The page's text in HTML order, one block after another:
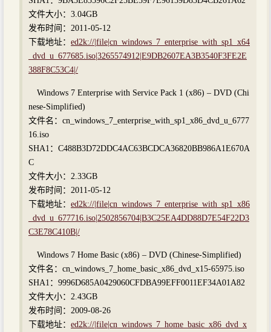
文件大小：3.04GB
发布时间：2011-05-12
下载地址： ed2k://|file|cn_windows_7_enterprise_with_sp1_x64
_dvd_u_677685.iso|3265574912|E9DB2607EA3B3540F3FE2E
388F8C53C4|/
Windows 7 Enterprise with Service Pack 1 (x86) – DVD (Chi
nese-Simplified)
文件名：cn_windows_7_enterprise_with_sp1_x86_dvd_u_6777
16.iso
SHA1：C488B3D72DDC4AC63BCDCA36820BB986A1E670A
C
文件大小：2.33GB
发布时间：2011-05-12
下载地址： ed2k://|file|cn_windows_7_enterprise_with_sp1_x86
_dvd_u_677716.iso|2502856704|B3C25EA4DD88D7E54F22D3
C3E78C410B|/
Windows 7 Home Basic (x86) – DVD (Chinese-Simplified)
文件名：cn_windows_7_home_basic_x86_dvd_x15-65975.iso
SHA1：9996D685A0429060CFDBA99EFF0011EF34A01A82
文件大小：2.43GB
发布时间：2009-08-26
下载地址： ed2k://|file|cn_windows_7_home_basic_x86_dvd_x